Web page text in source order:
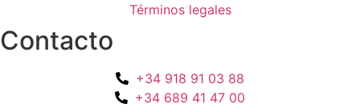
Términos legales
Contacto
+34 918 91 03 88
+34 689 41 47 00